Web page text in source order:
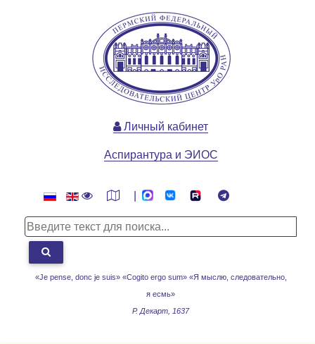
«Je pense, donc je suis» «Cogito ergo sum» «Я мыслю, следовательно,
я есмь»
Р. Декарт, 1637
Личный кабинет
Аспирантура и ЭИОС